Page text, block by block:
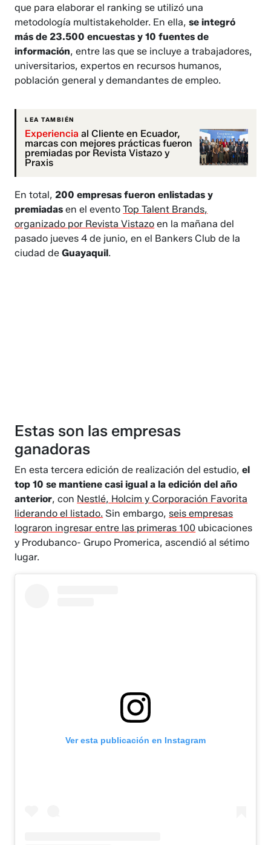
que para elaborar el ranking se utilizó una
metodología multistakeholder. En ella,se integró
más de 23.500 encuestas y 10 fuentes de
información, entre las que se incluye a trabajadores,
universitarios, expertos en recursos humanos,
población general y demandantes de empleo.
LEA TAMBIÉN
Experiencia al Cliente en Ecuador,
marcas con mejores prácticas fueron
premiadas por Revista Vistazo y
Praxis
En total,200 empresas fueron enlistadas y
premiadas en el eventoTop Talent Brands,
organizado por Revista Vistazo en la mañana del
pasado jueves 4 de junio, en el Bankers Club de la
ciudad deGuayaquil.
Estas son las empresas
ganadoras
En esta tercera edición de realización del estudio,el
top 10 se mantiene casi igual a la edición del año
anterior, con Nestlé, Holcim y Corporación Favorita
liderando el listado. Sin embargo, seis empresas
lograron ingresar entre las primeras 100 ubicaciones
y Produbanco- Grupo Promerica, ascendió al sétimo
lugar.
Ver esta publicación en Instagram